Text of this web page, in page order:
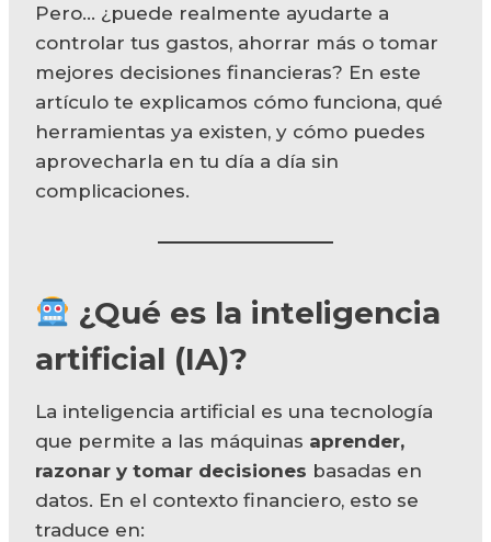
Pero… ¿puede realmente ayudarte a
controlar tus gastos, ahorrar más o tomar
mejores decisiones financieras? En este
artículo te explicamos cómo funciona, qué
herramientas ya existen, y cómo puedes
aprovecharla en tu día a día sin
complicaciones.
¿Qué es la inteligencia
artificial (IA)?
La inteligencia artificial es una tecnología
que permite a las máquinas aprender,
razonar y tomar decisiones basadas en
datos. En el contexto financiero, esto se
traduce en: